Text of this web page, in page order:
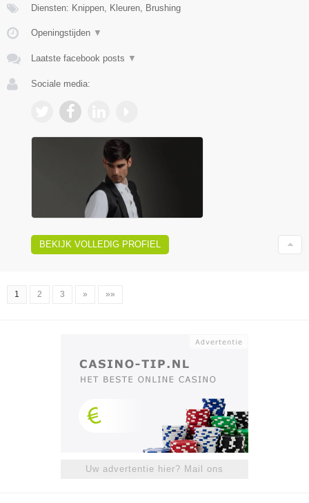
Diensten: Knippen, Kleuren, Brushing
Openingstijden ▼
Laatste facebook posts ▼
Sociale media:
BEKIJK VOLLEDIG PROFIEL
1 2 3 » »»
Uw advertentie hier? Mail ons